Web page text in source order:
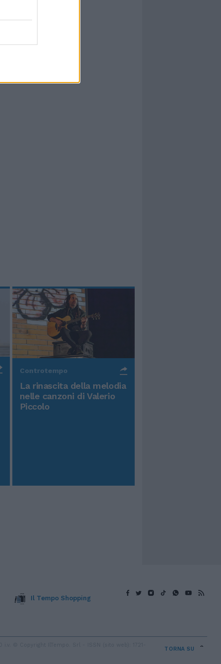
Controtempo
La rinascita della melodia
nelle canzoni di Valerio
Piccolo
Il Tempo Shopping
TORNA SU